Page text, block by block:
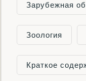
Зарубежная
Зоология
Краткое